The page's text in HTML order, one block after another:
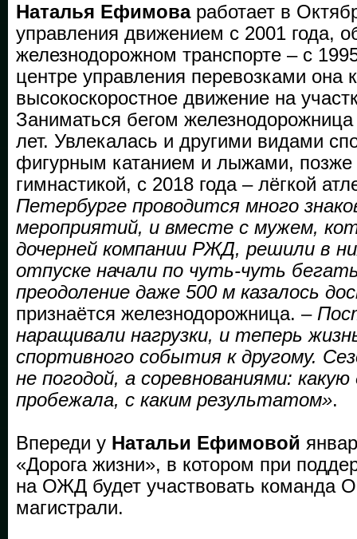
Наталья Ефимоваработает в
управления движением с 2001 года,
железнодорожном транспорте – с
центре управления перевозками она
высокоскоростное движение на
Заниматься бегом
лет. Увлекалась и другими видами
фигурным катанием и лыжами, позже
гимнастикой, с 2018 года – лёгкой
Петербурге проводится много
мероприятий, и вместе с мужем,
дочерней компании РЖД, решили в
отпуске начали по чуть-чуть
преодоление даже 500 м казалось
признаётся железнодорожница. –
наращивали нагрузки, и теперь
спортивного события к другому.
не погодой, а соревнованиями:
пробежала, с каким результатом».
Впереди у Натальи Ефимовой
«Дорога жизни», в котором при
на ОЖД будет участвовать команда
магистрали.